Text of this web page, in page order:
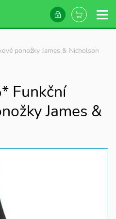
ponožky James & Nicholson
Funkční
James &